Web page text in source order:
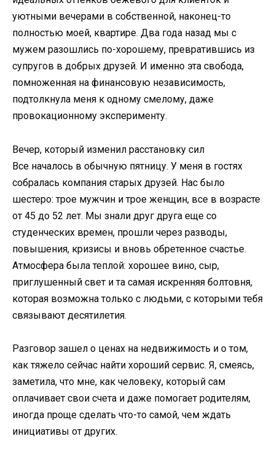
уютными вечерами в собственной, наконец-то
полностью моей, квартире. Два года назад мы с
мужем разошлись по-хорошему, превратившись из
супругов в добрых друзей. И именно эта свобода,
помноженная на финансовую независимость,
подтолкнула меня к одному смелому, даже
провокационному эксперименту.
Вечер, который изменил расстановку сил
Все началось в обычную пятницу. У меня в гостях
собралась компания старых друзей. Нас было
шестеро: трое мужчин и трое женщин, все в возрасте
от 45 до 52 лет. Мы знали друг друга еще со
студенческих времен, прошли через разводы,
повышения, кризисы и вновь обретенное счастье.
Атмосфера была теплой: хорошее вино, сыр,
приглушенный свет и та самая искренняя болтовня,
которая возможна только с людьми, с которыми тебя
связывают десятилетия.
Разговор зашел о ценах на недвижимость и о том,
как тяжело сейчас найти хороший сервис. Я, смеясь,
заметила, что мне, как человеку, который сам
оплачивает свои счета и даже помогает родителям,
иногда проще сделать что-то самой, чем ждать
инициативы от других.